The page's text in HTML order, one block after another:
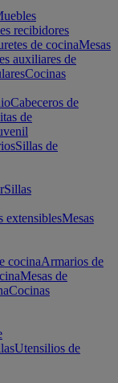
recibidores
de cocinaMesas
auxiliares de
Cocinas
Cabeceros de
de
Sillas de
Sillas
extensiblesMesas
cocinaArmarios de
Mesas de
Cocinas
Utensilios de